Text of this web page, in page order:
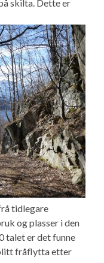
skilta. Dette er
tidlegare
og plasser i den
talet er det funne
fråflytta etter